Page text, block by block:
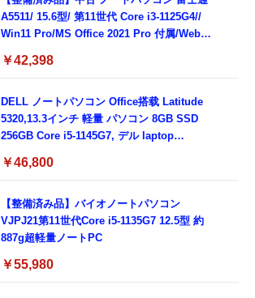
A5511/ 15.6型/ 第11世代 Core i3-1125G4//
Win11 Pro/MS Office 2021 Pro 付属/Webカ
3.0)/ 有線静音マウス付属/ 180日保証（メモリ
￥42,398
DELL ノートパソコン Office搭载 Latitude
5320,13.3インチ 軽量 パソコン 8GB SSD
256GB Core i5-1145G7, デル laptop
ド付き (整備済み品)
￥46,800
【整備済み品】バイオノートパソコン
VJPJ21第11世代Core i5-1135G7 12.5型 約
887g超軽量ノートPC
￥55,980